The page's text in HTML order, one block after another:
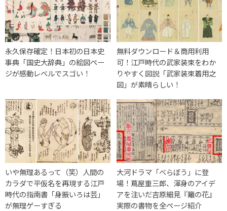
永久保存確定！日本初の日本史
事典「国史大辞典」の絵図ペー
ジが感動レベルでスゴい！
無料ダウンロード＆商用利用
可！江戸時代の武家装束をわか
りやすく図説「武家装束着用之
図」が素晴らしい！
いや無理あるって（笑）人間の
カラダで平仮名を再現する江戸
時代の指南書「身振いろは芸」
が無理ゲーすぎる
大河ドラマ「べらぼう」に登
場！蔦屋重三郎、渾身のアイデ
アを注いだ吉原細見『籬の花』
実際の書物を全ページ紹介